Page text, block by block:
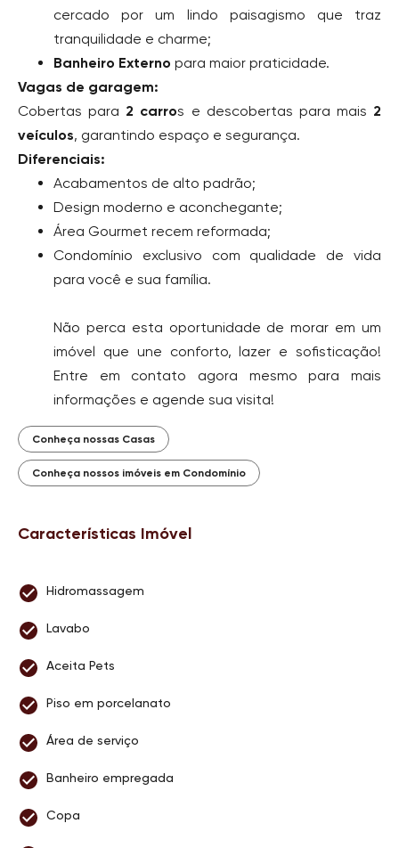
cercado por um lindo paisagismo que traz
tranquilidade e charme;
Banheiro Externo para maior praticidade.
Vagas de garagem:
Cobertas para 2 carros e descobertas para mais 2
veículos, garantindo espaço e segurança.
Diferenciais:
Acabamentos de alto padrão;
Design moderno e aconchegante;
Área Gourmet recem reformada;
Condomínio exclusivo com qualidade de vida
para você e sua família.
Não perca esta oportunidade de morar em um
imóvel que une conforto, lazer e sofisticação!
Entre em contato agora mesmo para mais
informações e agende sua visita!
Conheça nossas Casas
Conheça nossos imóveis em Condomínio
Características Imóvel
Hidromassagem
Lavabo
Aceita Pets
Piso em porcelanato
Área de serviço
Banheiro empregada
Copa